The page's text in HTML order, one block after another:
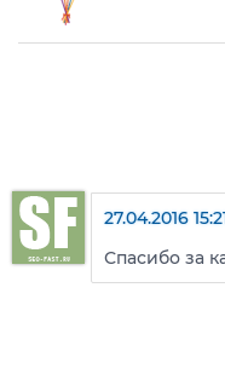
27.04.2016
Спасибо за